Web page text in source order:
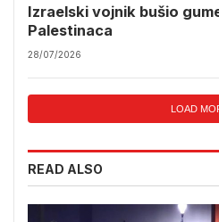
Izraelski vojnik bušio
Palestinaca
28/07/2026
LOAD
READ ALSO